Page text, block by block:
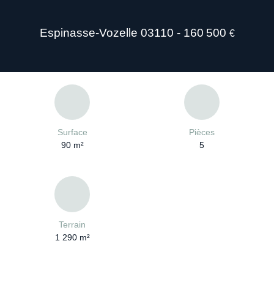
Espinasse-Vozelle 03110 - 160 500 €
Surface
90 m²
Pièces
5
Terrain
1 290 m²